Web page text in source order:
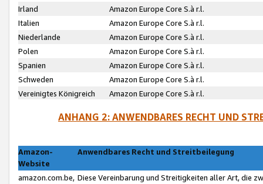
Irland
Amazon Europe Core S.à r.l.
Italien
Amazon Europe Core S.à r.l.
Niederlande
Amazon Europe Core S.à r.l.
Polen
Amazon Europe Core S.à r.l.
Spanien
Amazon Europe Core S.à r.l.
Schweden
Amazon Europe Core S.à r.l.
Vereinigtes Königreich
Amazon Europe Core S.à r.l.
ANHANG 2: ANWENDBARES RECHT UND
Amazon-
Website
Anwendbares Recht und Streitbeilegung
amazon.com.be, Diese Vereinbarung und Streitigkeiten aller Art, die